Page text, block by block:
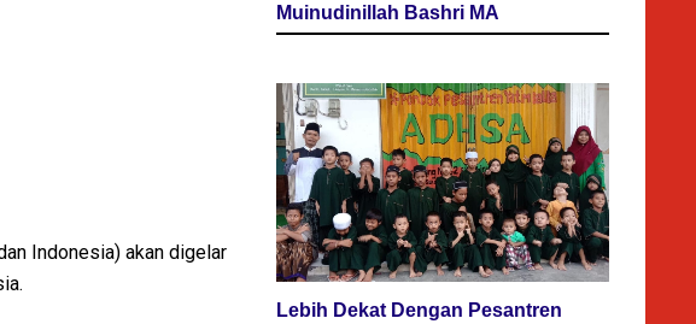
Indonesia) akan digelar
Muinudinillah Bashri MA
Lebih Dekat Dengan Pesantren